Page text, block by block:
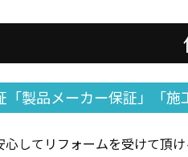
「製品メーカー保証」「施
してリフォームを受けて頂